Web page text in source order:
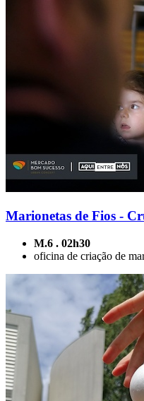
Marionetas de Fios -
M.6 . 02h30
oficina de criação de